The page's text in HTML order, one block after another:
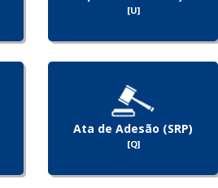
[U]
Ata de Adesão (SRP)
[Q]